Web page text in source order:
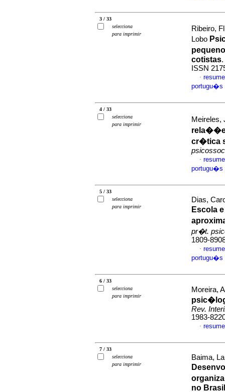
3 / 33
selecciona
para imprimir
Ribeiro,
Lobo
cotistas.
ISSN
·
portugu�s
4 / 33
selecciona
para imprimir
Meireles,
cr�tica
·
portugu�s
5 / 33
selecciona
para imprimir
Dias,
Escola
pr�t.
1809-
·
portugu�s
6 / 33
selecciona
para imprimir
Moreira,
Rev.
1983-
·
7 / 33
selecciona
para imprimir
Baima,
no Brasil